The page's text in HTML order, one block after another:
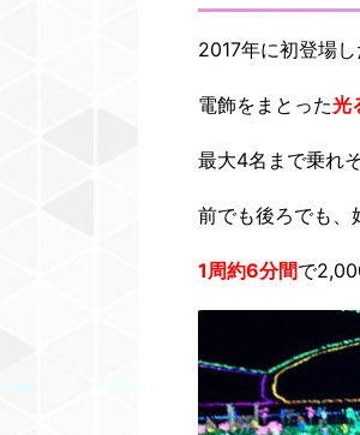
2017年に初登場し
電飾をまとった光
最大4名まで乗れ
前でも後ろでも、
1周約6分間で